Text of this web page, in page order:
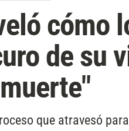
cómo
de su
que atravesó